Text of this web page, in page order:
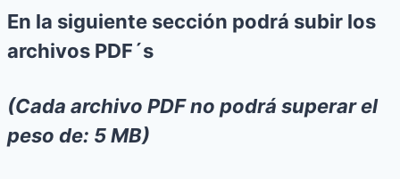
En la siguiente sección podrá subir los
archivos PDF´s
(Cada archivo PDF no podrá superar el
peso de: 5 MB)